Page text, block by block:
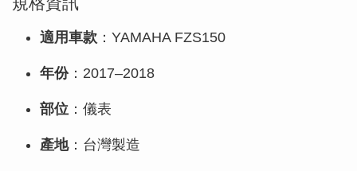
適用車款 ：YAMAHA FZS150
年份：2017–2018
部位 ：儀表
產地：台灣製造